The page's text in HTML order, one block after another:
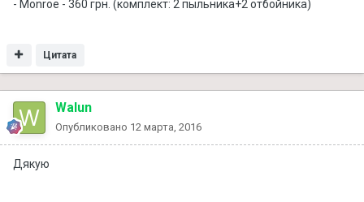
- Monroe - 360 грн. (комплект: 2 пыльника+2 отбойника)
Цитата
Walun
Опубликовано 12 марта, 2016
Дякую